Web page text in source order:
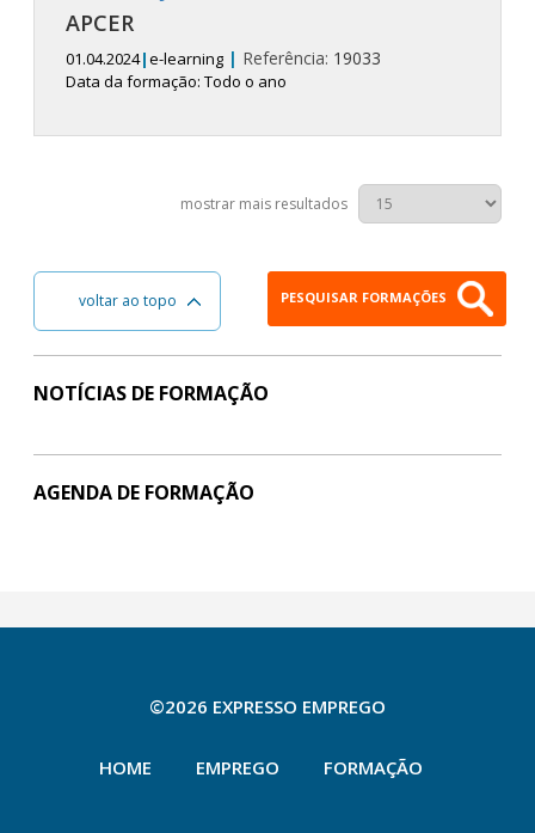
APCER
01.04.2024|e-learning | Referência: 19033
Data da formação: Todo o ano
mostrar mais resultados
voltar ao topo PESQUISAR FORMAÇÕES
NOTÍCIAS DE FORMAÇÃO
AGENDA DE FORMAÇÃO
©2026 EXPRESSO EMPREGO
HOME EMPREGO FORMAÇÃO